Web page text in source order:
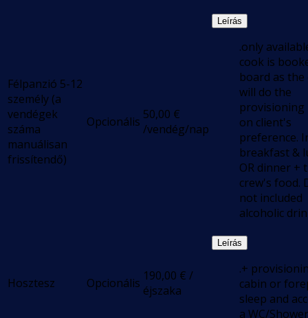
Félpanzió 5-12
személy (a
vendégek
száma
manuálisan
frissítendő)
Opcionális 50,00 €
/vendég/nap
Leírás
.only
cook is
board as the
will do the
provisioning
on client's
preference.
breakfast &
OR dinner +
crew's food.
not included
alcoholic
Hosztesz Opcionális 190,00 € /
éjszaka
Leírás
.+
cabin or
sleep and
a WC/Shower